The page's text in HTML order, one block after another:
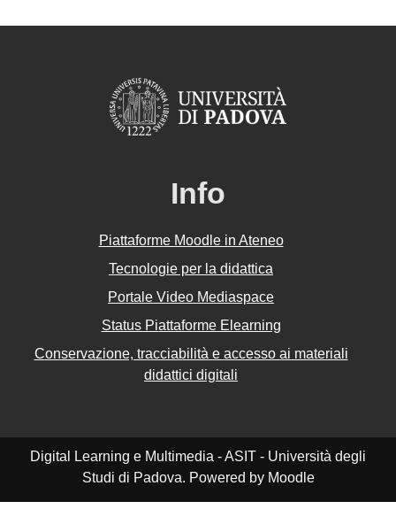
Info
Piattaforme Moodle in Ateneo
Tecnologie per la didattica
Portale Video Mediaspace
Status Piattaforme Elearning
Conservazione, tracciabilità e accesso ai materiali
didattici digitali
Digital Learning e Multimedia - ASIT - Università degli
Studi di Padova. Powered by Moodle